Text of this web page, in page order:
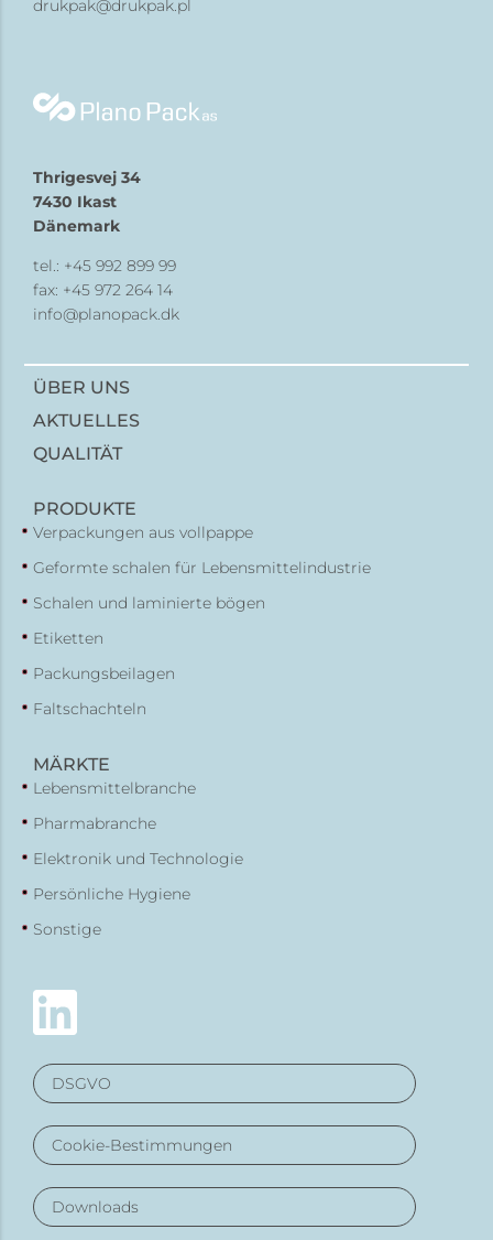
drukpak@drukpak.pl
Thrigesvej 34
7430 Ikast
Dänemark
tel.: +45 992 899 99
fax: +45 972 264 14
info@planopack.dk
ÜBER UNS
AKTUELLES
QUALITÄT
PRODUKTE
Verpackungen aus vollpappe
Geformte schalen für Lebensmittelindustrie
Schalen und laminierte bögen
Etiketten
Packungsbeilagen
Faltschachteln
MÄRKTE
Lebensmittelbranche
Pharmabranche
Elektronik und Technologie
Persönliche Hygiene
Sonstige
DSGVO
Cookie-Bestimmungen
Downloads